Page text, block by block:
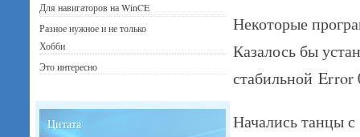
Некоторые
Казалось бы
стабильной Error
Начались танцы
Для навигаторов на WinCE
Разное нужное и не только
Хобби
Это интересно
Цитата